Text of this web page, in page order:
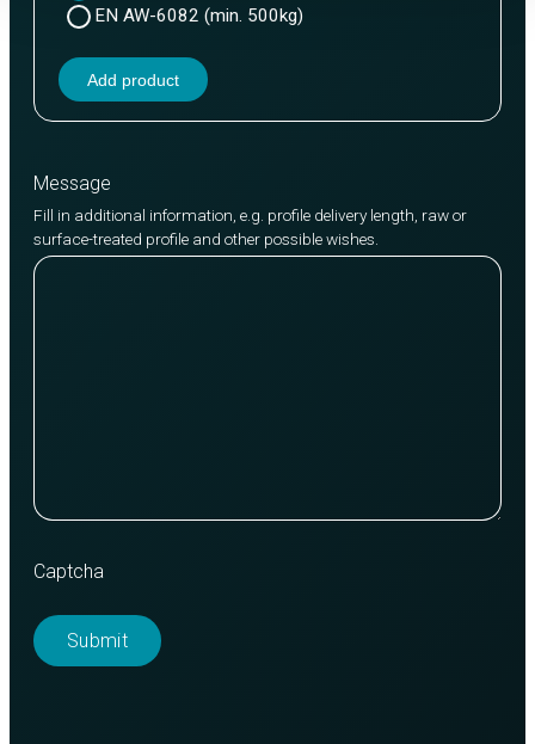
EN AW-6082 (min. 500kg)
Add product
Message
Fill in additional information, e.g. profile delivery length, raw or
surface-treated profile and other possible wishes.
Captcha